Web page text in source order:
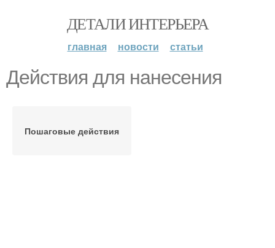
ДЕТАЛИ ИНТЕРЬЕРА
главная новости статьи
Действия для нанесения
Пошаговые действия